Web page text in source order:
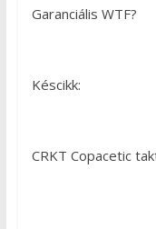
Garanciális WTF?
Késcikk:
CRKT Copacetic